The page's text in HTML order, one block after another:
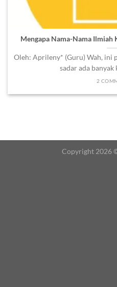
Mengapa Nama-Nama Ilmiah
Oleh: Aprileny* (Guru) Wah, ini
sadar ada banyak
2
Copyright 2026